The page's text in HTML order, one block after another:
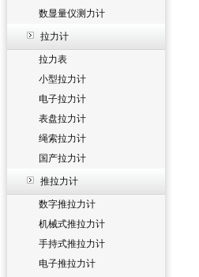
数显量仪测力计
拉力计
拉力表
小型拉力计
电子拉力计
表盘拉力计
绳索拉力计
国产拉力计
推拉力计
数字推拉力计
机械式推拉力计
手持式推拉力计
电子推拉力计